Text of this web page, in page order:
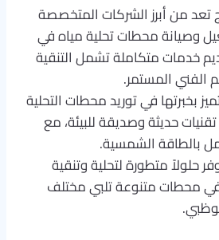
تعد من أبرز الشركات المتخصصة
وصيانة محطات تحلية مياه في
خدمات متكاملة تشمل التنقية
الفني المستمر.
بخبرتها في توريد محطات التحلية
حديثة وصديقة للبيئة، مع
بالطاقة الشمسية.
حلولاً متطورة لتحلية وتنقية
في محطات متنوعة تلبي مختلف